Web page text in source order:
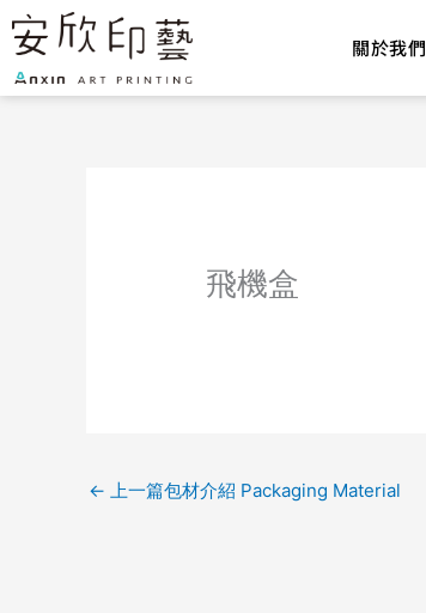
至
要
關於我們
飛機盒
← 上一篇包材介紹 Packaging Material